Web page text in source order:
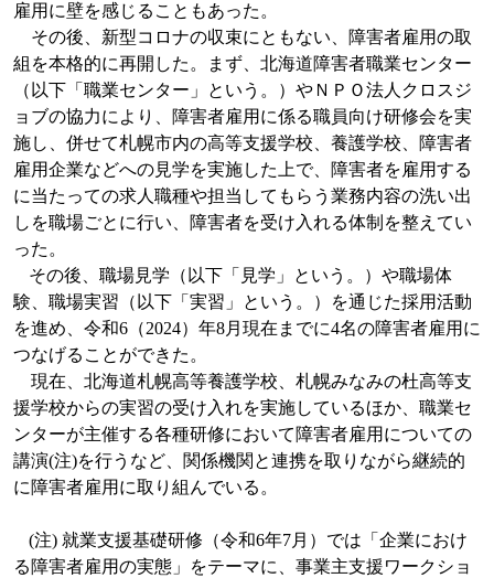
雇用に壁を感じることもあった。
その後、新型コロナの収束にともない、障害者雇用の取
組を本格的に再開した。まず、北海道障害者職業センター
（以下「職業センター」という。）やＮＰＯ法人クロスジ
ョブの協力により、障害者雇用に係る職員向け研修会を実
施し、併せて札幌市内の高等支援学校、養護学校、障害者
雇用企業などへの見学を実施した上で、障害者を雇用する
に当たっての求人職種や担当してもらう業務内容の洗い出
しを職場ごとに行い、障害者を受け入れる体制を整えてい
った。
その後、職場見学（以下「見学」という。）や職場体
験、職場実習（以下「実習」という。）を通じた採用活動
を進め、令和6（2024）年8月現在までに4名の障害者雇用に
つなげることができた。
現在、北海道札幌高等養護学校、札幌みなみの杜高等支
援学校からの実習の受け入れを実施しているほか、職業セ
ンターが主催する各種研修において障害者雇用についての
講演(注)を行うなど、関係機関と連携を取りながら継続的
に障害者雇用に取り組んでいる。
(注) 就業支援基礎研修（令和6年7月） では「企業におけ
る障害者雇用の実態」をテーマに、事業主支援ワークショ